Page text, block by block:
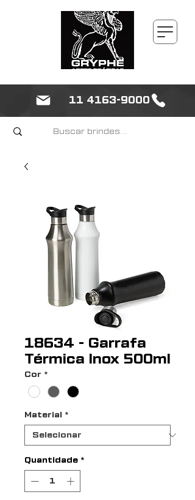
11 4163-9000
18634 - Garrafa
Térmica Inox 500ml
Cor *
Material *
Quantidade *